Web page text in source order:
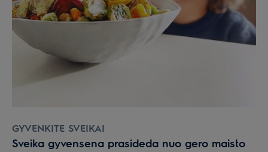
GYVENKITE SVEIKAI
Sveika gyvensena prasideda nuo gero maisto